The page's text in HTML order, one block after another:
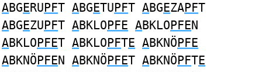
ABGERUPFT ABGETUPFT ABGEZAPFT
ABGEZUPFT ABKLOPFE ABKLOPFEN
ABKLOPFET ABKLOPFTE ABKNÖPFE
ABKNÖPFEN ABKNÖPFET ABKNÖPFTE